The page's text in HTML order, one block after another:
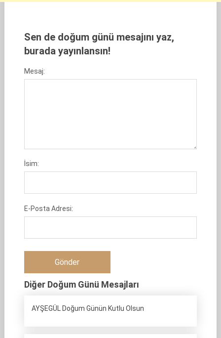
Sen de doğum günü mesajını yaz,
burada yayınlansın!
Mesaj:
İsim:
E-Posta Adresi:
Diğer Doğum Günü Mesajları
AYŞEGÜL Doğum Günün Kutlu Olsun